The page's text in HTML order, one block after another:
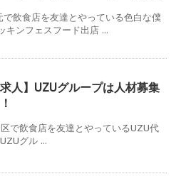
で飲食店を友達とやっている色白な僕
キンフェスフード出店 ...
求人】UZUグループは人材募集
で飲食店を友達とやっているUZU代
グル ...